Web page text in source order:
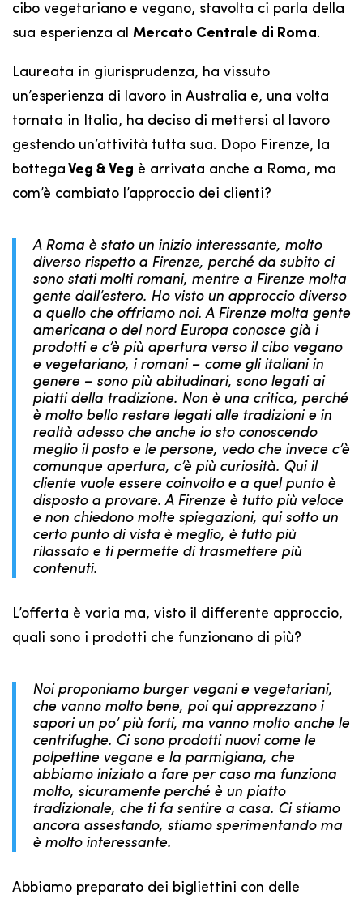
cibo vegetariano e vegano, stavolta ci parla della
sua esperienza al Mercato Centrale di Roma.
Laureata in giurisprudenza, ha vissuto
un’esperienza di lavoro in Australia e, una volta
tornata in Italia, ha deciso di mettersi al lavoro
gestendo un’attività tutta sua. Dopo Firenze, la
bottega Veg & Veg è arrivata anche a Roma, ma
com’è cambiato l’approccio dei clienti?
A Roma è stato un inizio interessante, molto
diverso rispetto a Firenze, perché da subito ci
sono stati molti romani, mentre a Firenze molta
gente dall’estero. Ho visto un approccio diverso
a quello che offriamo noi. A Firenze molta gente
americana o del nord Europa conosce già i
prodotti e c’è più apertura verso il cibo vegano
e vegetariano, i romani – come gli italiani in
genere – sono più abitudinari, sono legati ai
piatti della tradizione. Non è una critica, perché
è molto bello restare legati alle tradizioni e in
realtà adesso che anche io sto conoscendo
meglio il posto e le persone, vedo che invece c’è
comunque apertura, c’è più curiosità. Qui il
cliente vuole essere coinvolto e a quel punto è
disposto a provare. A Firenze è tutto più veloce
e non chiedono molte spiegazioni, qui sotto un
certo punto di vista è meglio, è tutto più
rilassato e ti permette di trasmettere più
contenuti.
L’offerta è varia ma, visto il differente approccio,
quali sono i prodotti che funzionano di più?
Noi proponiamo burger vegani e vegetariani,
che vanno molto bene, poi qui apprezzano i
sapori un po’ più forti, ma vanno molto anche le
centrifughe. Ci sono prodotti nuovi come le
polpettine vegane e la parmigiana, che
abbiamo iniziato a fare per caso ma funziona
molto, sicuramente perché è un piatto
tradizionale, che ti fa sentire a casa. Ci stiamo
ancora assestando, stiamo sperimentando ma
è molto interessante.
Abbiamo preparato dei bigliettini con delle